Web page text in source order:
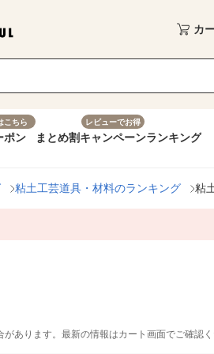
カ
こちら
ポン まとめ割
レビューでお得
キャンペーンランキング
粘土工芸道具・材料のランキング 粘
あります。最新の情報はカート画面でご確認く